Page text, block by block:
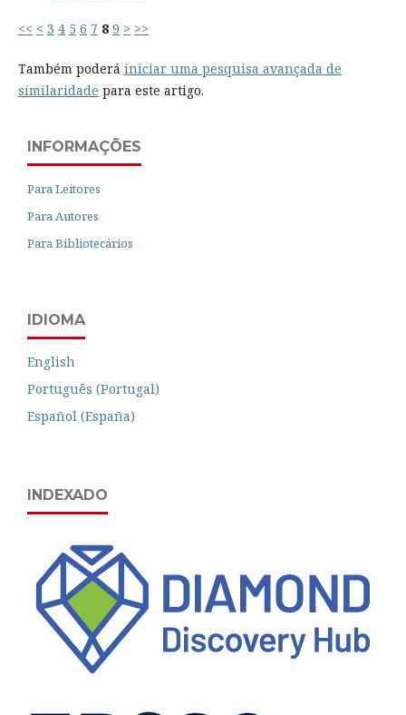
<< < 3 4 5 6 7 8 9 > >>
Também poderá iniciar uma pesquisa avançada de
similaridade para este artigo.
INFORMAÇÕES
Para Leitores
Para Autores
Para Bibliotecários
IDIOMA
English
Português (Portugal)
Español (España)
INDEXADO